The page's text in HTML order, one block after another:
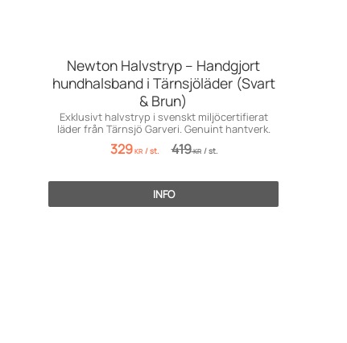
Newton Halvstryp – Handgjort
hundhalsband i Tärnsjöläder (Svart
& Brun)
Exklusivt halvstryp i svenskt miljöcertifierat
läder från Tärnsjö Garveri. Genuint hantverk.
329KR /st. 419KR /st.
INFO